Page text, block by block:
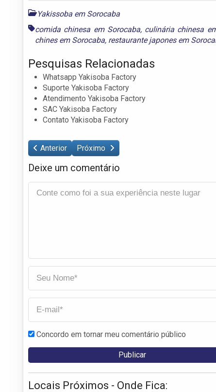
Yakissoba em Sorocaba
comida chinesa em Sorocaba, culinária chinesa
chines em Sorocaba, restaurante japones em
Pesquisas Relacionadas
Whatsapp Yakisoba Factory
Suporte Yakisoba Factory
Atendimento Yakisoba Factory
SAC Yakisoba Factory
Contato Yakisoba Factory
Anterior Próximo
Deixe um comentário
Concordo em tornar meu comentário público
Locais Próximos - Onde Fica: